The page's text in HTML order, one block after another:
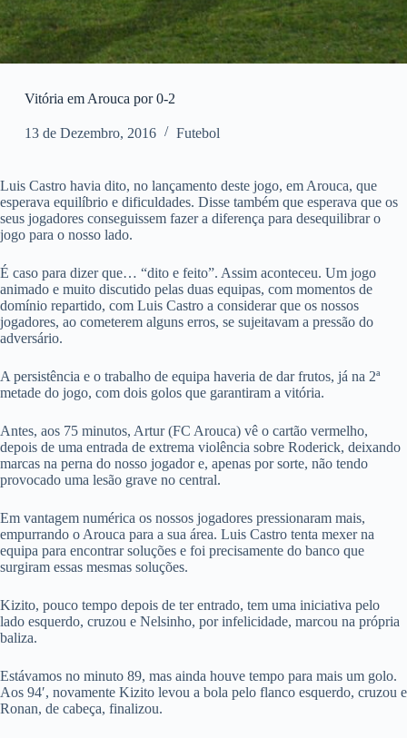
Vitória em Arouca por 0-2
13 de Dezembro, 2016 Futebol
Luis Castro havia dito, no lançamento deste jogo, em Arouca, que
esperava equilíbrio e dificuldades. Disse também que esperava que os
seus jogadores conseguissem fazer a diferença para desequilibrar o
jogo para o nosso lado.
É caso para dizer que… “dito e feito”. Assim aconteceu. Um jogo
animado e muito discutido pelas duas equipas, com momentos de
domínio repartido, com Luis Castro a considerar que os nossos
jogadores, ao cometerem alguns erros, se sujeitavam a pressão do
adversário.
A persistência e o trabalho de equipa haveria de dar frutos, já na 2ª
metade do jogo, com dois golos que garantiram a vitória.
Antes, aos 75 minutos, Artur (FC Arouca) vê o cartão vermelho,
depois de uma entrada de extrema violência sobre Roderick, deixando
marcas na perna do nosso jogador e, apenas por sorte, não tendo
provocado uma lesão grave no central.
Em vantagem numérica os nossos jogadores pressionaram mais,
empurrando o Arouca para a sua área. Luis Castro tenta mexer na
equipa para encontrar soluções e foi precisamente do banco que
surgiram essas mesmas soluções.
Kizito, pouco tempo depois de ter entrado, tem uma iniciativa pelo
lado esquerdo, cruzou e Nelsinho, por infelicidade, marcou na própria
baliza.
Estávamos no minuto 89, mas ainda houve tempo para mais um golo.
Aos 94′, novamente Kizito levou a bola pelo flanco esquerdo, cruzou e
Ronan, de cabeça, finalizou.